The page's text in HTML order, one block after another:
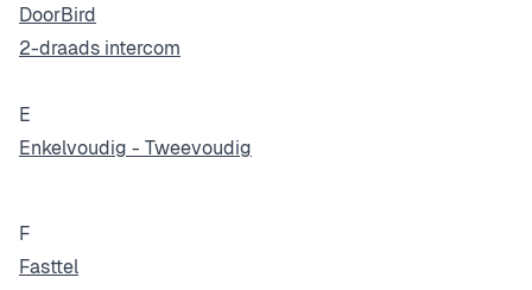
DoorBird
2-draads intercom
E
Enkelvoudig - Tweevoudig
F
Fasttel